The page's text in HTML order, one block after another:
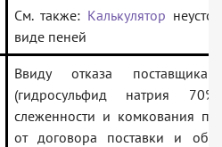
См. также: Калькулятор
виде пеней
Ввиду отказа поставщика
(гидросульфид натрия
слеженности и комкования
от договора поставки и